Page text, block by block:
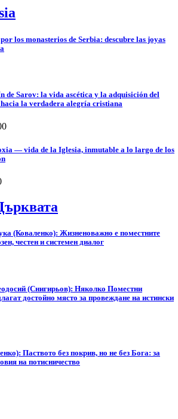
los monasterios de Serbia: descubre las joyas
de Sarov: la vida ascética y la adquisición del
la verdadera alegría cristiana
— vida de la Iglesia, inmutable a lo largo de los
(Коваленко): Жизненоважно е поместните
честен и системен диалог
(Снигирьов): Няколко Поместни
достойно място за провеждане на истински
Паството без покрив, но не без Бога: за
на потисничество